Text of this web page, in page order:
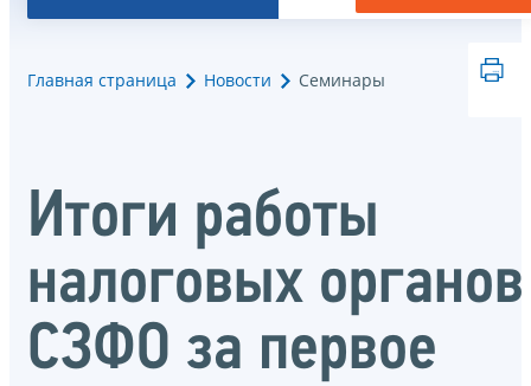
Главная страница Новости Семинары
Итоги работы
налоговых органов
СЗФО за первое